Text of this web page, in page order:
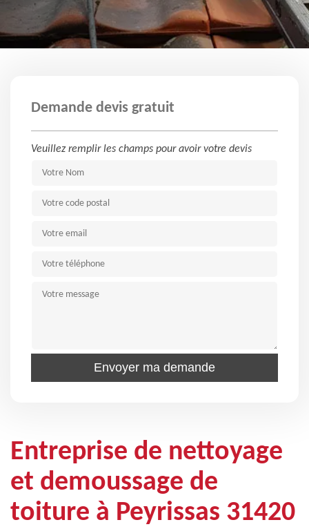
Demande devis gratuit
Veuillez remplir les champs pour avoir votre devis
Entreprise de nettoyage
et demoussage de
toiture à Peyrissas 31420